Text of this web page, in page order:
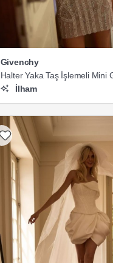
Givenchy
Halter Yaka Taş İşlemeli Mini
İlham